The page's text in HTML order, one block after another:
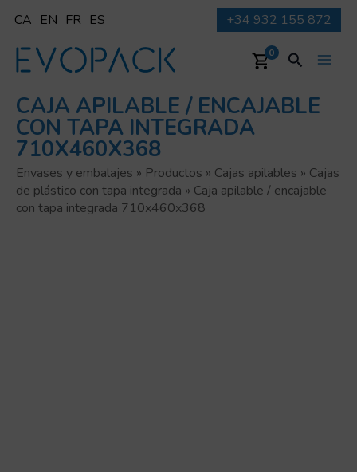
contenido
CA EN FR ES +34 932 155 872
0 Buscar
CAJA APILABLE / ENCAJABLE
CON TAPA INTEGRADA
710X460X368
Envases y embalajes » Productos » Cajas apilables » Cajas
de plástico con tapa integrada » Caja apilable / encajable
con tapa integrada 710x460x368